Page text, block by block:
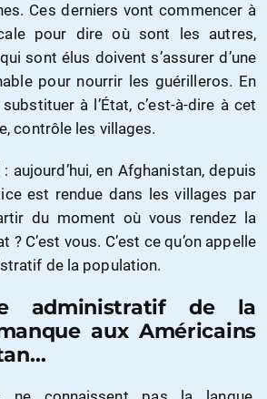
Ces derniers vont commencer à
pour dire où sont les autres,
sont élus doivent s’assurer d’une
pour nourrir les guérilleros. En
à l’État, c’est-à-dire à cet
contrôle les villages.
aujourd’hui, en Afghanistan, depuis
est rendue dans les villages par
du moment où vous rendez la
? C’est vous. C’est ce qu’on appelle
de la population.
administratif de la
aux Américains